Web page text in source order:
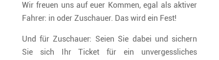
Wir freuen uns auf euer Kommen, egal als aktiver
Fahrer: in oder Zuschauer. Das wird ein Fest!
Und für Zuschauer: Seien Sie dabei und sichern
Sie sich Ihr Ticket für ein unvergessliches